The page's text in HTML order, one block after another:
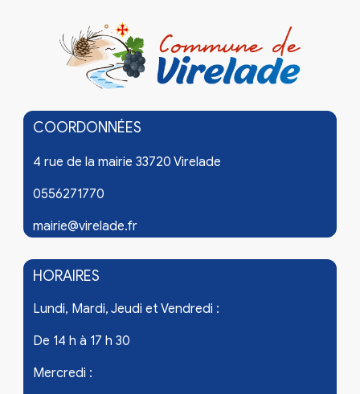
COORDONNÉES
4 rue de la mairie 33720 Virelade
0556271770
mairie@virelade.fr
HORAIRES
Lundi, Mardi, Jeudi et Vendredi :
De 14 h à 17 h 30
Mercredi :